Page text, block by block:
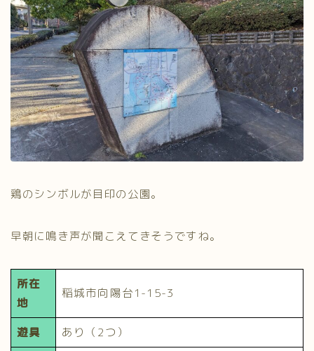
鶏のシンボルが目印の公園。
早朝に鳴き声が聞こえてきそうですね。
所在
地
稲城市向陽台1-15-3
遊具
あり（2つ）